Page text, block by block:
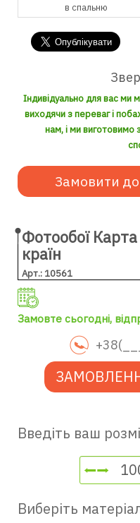
в студію і зал
Індивідуально для вас
виходячи з переваг і
нам, і ми виготовимо
Замовити
Фотообої
країн
Арт.: 10561
Замовте сьогодні,
Введіть ваш
Виберіть